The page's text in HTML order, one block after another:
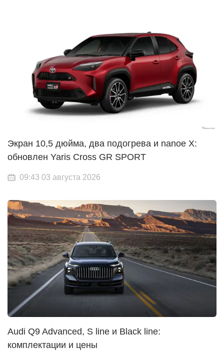
Экран 10,5 дюйма, два подогрева и nanoe X:
обновлен Yaris Cross GR SPORT
09:43 03 августа 2026
Audi Q9 Advanced, S line и Black line:
комплектации и цены